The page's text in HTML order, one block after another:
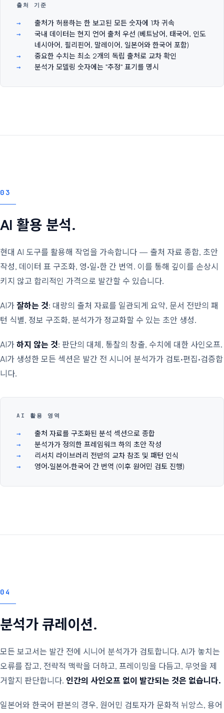
출처 기준
출처가 허용하는 한 보고된 모든 숫자에 1차 귀속
국내 데이터는 현지 언어 출처 우선 (베트남어, 태국어, 인도
네시아어, 필리핀어, 말레이어, 일본어와 한국어 포함)
중요한 수치는 최소 2개의 독립 출처로 교차 확인
분석가 모델링 숫자에는 "추정" 표기를 명시
03
AI 활용 분석.
현대 AI 도구를 활용해 작업을 가속합니다 — 출처 자료 종합, 초안
작성, 데이터 표 구조화, 영·일·한 간 번역. 이를 통해 깊이를 손상시
키지 않고 합리적인 가격으로 발간할 수 있습니다.
AI가 잘하는 것: 대량의 출처 자료를 일관되게 요약, 문서 전반의 패
턴 식별, 정보 구조화, 분석가가 정교화할 수 있는 초안 생성.
AI가 하지 않는 것: 판단의 대체, 통찰의 창출, 수치에 대한 사인오프.
AI가 생성한 모든 섹션은 발간 전 시니어 분석가가 검토·편집·검증합
니다.
AI 활용 영역
출처 자료를 구조화된 분석 섹션으로 종합
분석가가 정의한 프레임워크 하의 초안 작성
리서치 라이브러리 전반의 교차 참조 및 패턴 인식
영어·일본어·한국어 간 번역 (이후 원어민 검토 진행)
04
분석가 큐레이션.
모든 보고서는 발간 전에 시니어 분석가가 검토합니다. AI가 놓치는
오류를 잡고, 전략적 맥락을 더하고, 프레이밍을 다듬고, 무엇을 제
거할지 판단합니다. 인간의 사인오프 없이 발간되는 것은 없습니다.
일본어와 한국어 판본의 경우, 원어민 검토자가 문화적 뉘앙스, 용어